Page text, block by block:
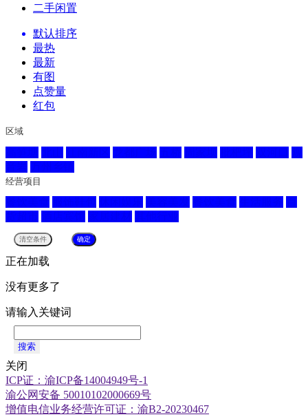
二手闲置
默认排序
最热
最新
有图
点赞量
红包
区域
经营项目
正在加载
没有更多了
请输入关键词
搜索
关闭
ICP证：渝ICP备14004949号-1
渝公网安备 50010102000669号
增值电信业务经营许可证：渝B2-20230467